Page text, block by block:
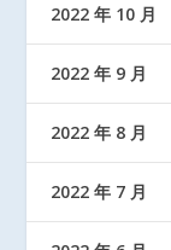
2022 年 10 月
2022 年 9 月
2022 年 8 月
2022 年 7 月